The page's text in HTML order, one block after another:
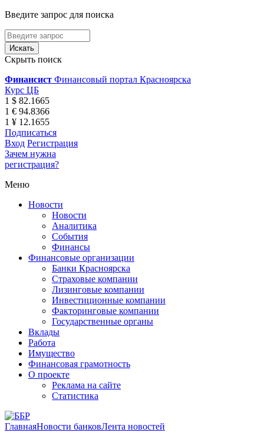
Введите запрос для поиска
Скрыть поиск
Финансист Финансовый портал Красноярска
Курс ЦБ
1 $ 82.1665
1 € 94.8366
1 ¥ 12.1655
Подписаться
Вход Регистрация
Зачем нужна
регистрация?
Меню
Новости
Новости
Аналитика
События
Финансы
Финансовые организации
Банки Красноярска
Страховые компании
Лизинговые компании
Инвестиционные компании
Факторинговые компании
Государственные органы
Вклады
Работа
Имущество
Финансовая грамотность
О проекте
Реклама на сайте
Статистика
ГлавнаяНовости банковЛента новостей